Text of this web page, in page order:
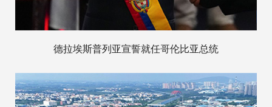
德拉埃斯普列亚宣誓就任哥伦比亚总统